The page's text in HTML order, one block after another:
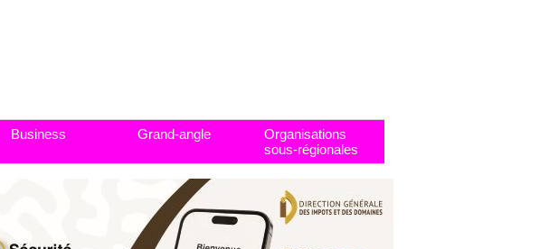
Business Grand-angle
Organisations
sous-régionales